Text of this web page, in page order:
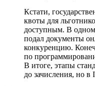
Кстати,
квоты для
доступным. В
подал документы
конкуренцию.
по
В итоге, этапы
до зачисления, но в